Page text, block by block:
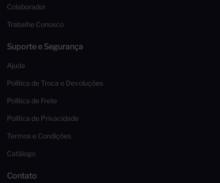
Colaborador
Trabalhe Conosco
Suporte e Segurança
Ajuda
Política de Troca e Devoluções
Política de Frete
Política de Privacidade
Termos e Condições
Catálogo
Contato